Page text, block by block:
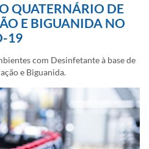
QUATERNÁRIO DE
E BIGUANIDA NO
19
com Desinfetante à base de
e Biguanida.